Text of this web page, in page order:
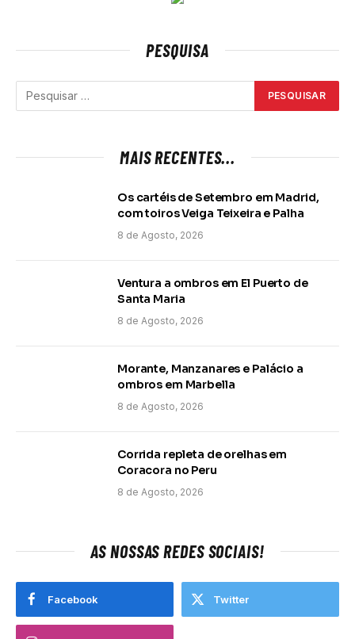
PESQUISA
MAIS RECENTES...
Os cartéis de Setembro em Madrid,
com toiros Veiga Teixeira e Palha
8 de Agosto, 2026
Ventura a ombros em El Puerto de
Santa Maria
8 de Agosto, 2026
Morante, Manzanares e Palácio a
ombros em Marbella
8 de Agosto, 2026
Corrida repleta de orelhas em
Coracora no Peru
8 de Agosto, 2026
AS NOSSAS REDES SOCIAIS!
Facebook Twitter